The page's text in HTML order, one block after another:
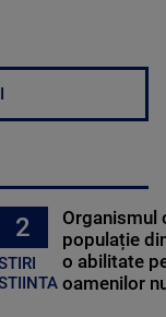
2
Organismul
populație
o abilitate
oamenilor